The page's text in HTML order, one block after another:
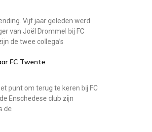
Vijf jaar geleden werd
van Joël Drommel bij FC
de twee collega’s
FC Twente
punt om terug te keren bij FC
Enschedese club zijn
de